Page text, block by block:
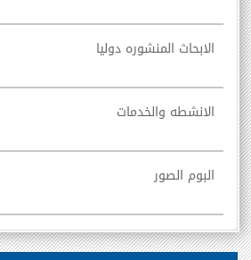
الابحاث المنشوره دوليا
الانشطه والخدمات
البوم الصور